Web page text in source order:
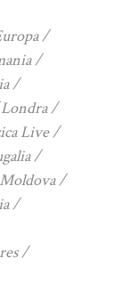
Londra
Live